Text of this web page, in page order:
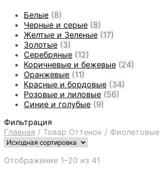
Белые (8)
Черные и серые (8)
Желтые и Зеленые (17)
Золотые (3)
Серебряные (12)
Коричневые и бежевые (24)
Оранжевые (11)
Красные и бордовые (34)
Розовые и лиловые (56)
Синие и голубые (9)
Фильтрация
Главная / Товар Оттенок / Фиолетовые
Отображение 1–20 из 41